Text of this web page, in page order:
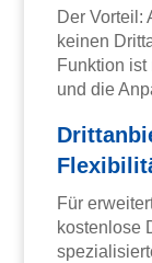
Der Vorteil:
keinen
Funktion
und die
Für
kostenlose